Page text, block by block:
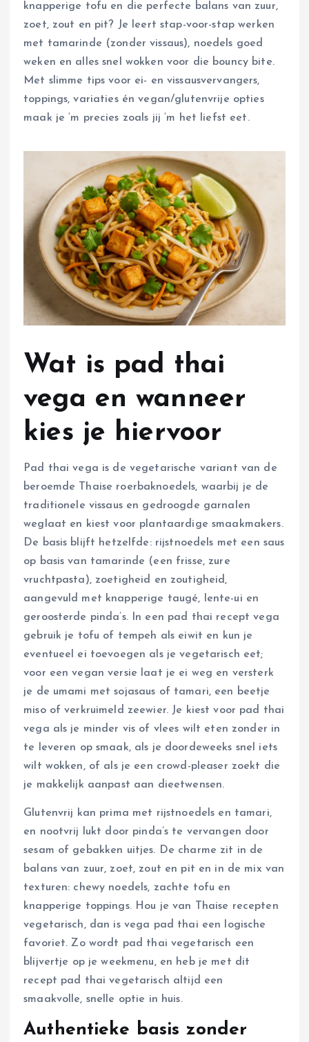
knapperige tofu en die perfecte balans van zuur,
zoet, zout en pit? Je leert stap-voor-stap werken
met tamarinde (zonder vissaus), noedels goed
weken en alles snel wokken voor die bouncy bite.
Met slimme tips voor ei- en vissausvervangers,
toppings, variaties én vegan/glutenvrije opties
maak je ‘m precies zoals jij ‘m het liefst eet.
Wat is pad thai
vega en wanneer
kies je hiervoor
Pad thai vega is de vegetarische variant van de
beroemde Thaise roerbaknoedels, waarbij je de
traditionele vissaus en gedroogde garnalen
weglaat en kiest voor plantaardige smaakmakers.
De basis blijft hetzelfde: rijstnoedels met een saus
op basis van tamarinde (een frisse, zure
vruchtpasta), zoetigheid en zoutigheid,
aangevuld met knapperige taugé, lente-ui en
geroosterde pinda’s. In een pad thai recept vega
gebruik je tofu of tempeh als eiwit en kun je
eventueel ei toevoegen als je vegetarisch eet;
voor een vegan versie laat je ei weg en versterk
je de umami met sojasaus of tamari, een beetje
miso of verkruimeld zeewier. Je kiest voor pad thai
vega als je minder vis of vlees wilt eten zonder in
te leveren op smaak, als je doordeweeks snel iets
wilt wokken, of als je een crowd-pleaser zoekt die
je makkelijk aanpast aan dieetwensen.
Glutenvrij kan prima met rijstnoedels en tamari,
en nootvrij lukt door pinda’s te vervangen door
sesam of gebakken uitjes. De charme zit in de
balans van zuur, zoet, zout en pit en in de mix van
texturen: chewy noedels, zachte tofu en
knapperige toppings. Hou je van Thaise recepten
vegetarisch, dan is vega pad thai een logische
favoriet. Zo wordt pad thai vegetarisch een
blijvertje op je weekmenu, en heb je met dit
recept pad thai vegetarisch altijd een
smaakvolle, snelle optie in huis.
Authentieke basis zonder